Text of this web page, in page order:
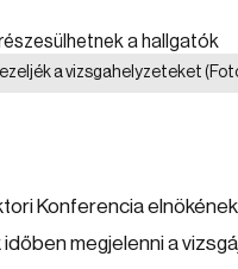
a vizsgahelyzeteket
Konferencia
megjelenni a